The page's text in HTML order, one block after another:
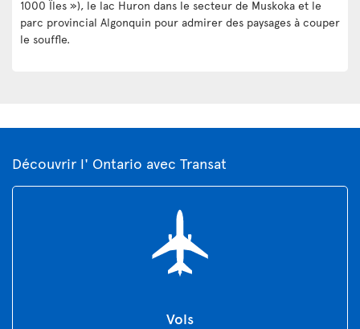
1000 Îles »), le lac Huron dans le secteur de Muskoka et le
parc provincial Algonquin pour admirer des paysages à couper
le souffle.
Découvrir l' Ontario avec Transat
Vols